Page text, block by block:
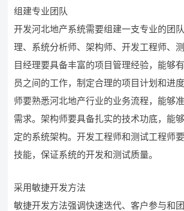
组建专业团队
开发河北地产系统需要组建一支专业的团
理、系统分析师、架构师、开发工程师、
目经理要具备丰富的项目管理经验，能够
员之间的工作，制定合理的项目计划和进
师要熟悉河北地产行业的业务流程，能够
需求。架构师要具备扎实的技术功底，能
定的系统架构。开发工程师和测试工程师
技能，保证系统的开发和测试质量。
采用敏捷开发方法
敏捷开发方法强调快速迭代、客户参与和